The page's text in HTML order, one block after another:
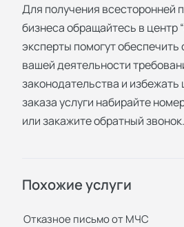
Для получения всесторонней
бизнеса обращайтесь в центр
эксперты помогут обеспечить
вашей деятельности
законодательства и
заказа услуги набирайте
или закажите обратный звонок.
Похожие услуги
Отказное письмо от МЧС